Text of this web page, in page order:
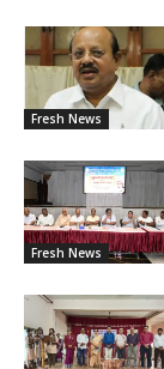
Fresh News
Fresh News